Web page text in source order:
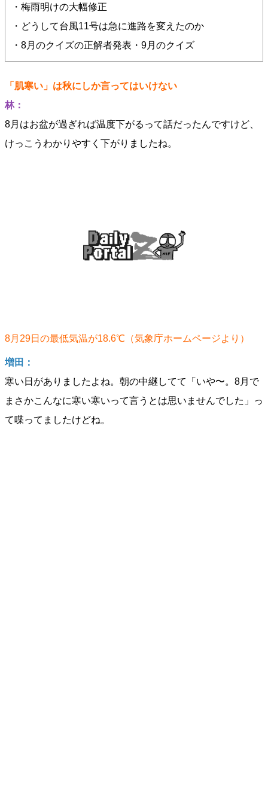
・梅雨明けの大幅修正
・どうして台風11号は急に進路を変えたのか
・8月のクイズの正解者発表・9月のクイズ
「肌寒い」は秋にしか言ってはいけない
林：
8月はお盆が過ぎれば温度下がるって話だったんですけど、
けっこうわかりやすく下がりましたね。
8月29日の最低気温が18.6℃（気象庁ホームページより）
増田：
寒い日がありましたよね。朝の中継してて「いや〜。8月で
まさかこんなに寒い寒いって言うとは思いませんでした」っ
て喋ってましたけどね。